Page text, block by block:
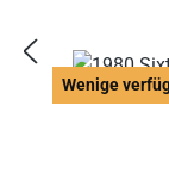
Wenige